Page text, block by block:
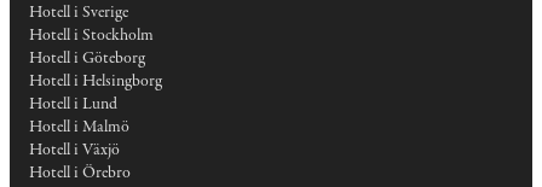
Hotell i Sverige
Hotell i Stockholm
Hotell i Göteborg
Hotell i Helsingborg
Hotell i Lund
Hotell i Malmö
Hotell i Växjö
Hotell i Örebro